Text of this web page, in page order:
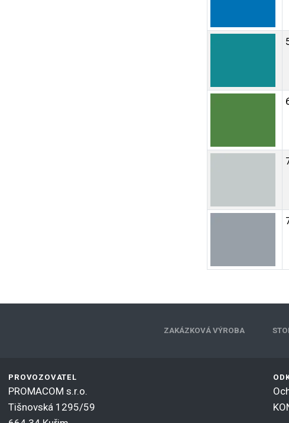
ZAKÁZKOVÁ VÝROBA
PROVOZOVATEL
PROMACOM s.r.o.
Tišnovská 1295/59